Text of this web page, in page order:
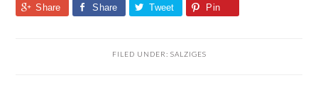
Share Share Tweet Pin
FILED UNDER: SALZIGES